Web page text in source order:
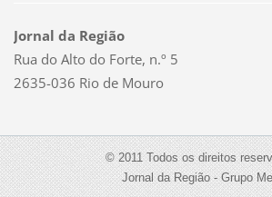
Jornal da Região
Rua do Alto do Forte, n.º 5
2635-036 Rio de Mouro
© 2011 Todos os direitos
Jornal da Região - Grupo